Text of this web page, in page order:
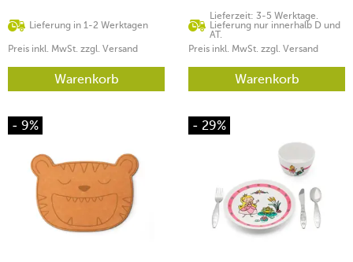
Lieferung in 1-2 Werktagen
Preis inkl. MwSt. zzgl. Versand
Warenkorb
Lieferzeit: 3-5 Werktage.
Lieferung nur innerhalb D und
AT.
Preis inkl. MwSt. zzgl. Versand
Warenkorb
- 9% - 29%